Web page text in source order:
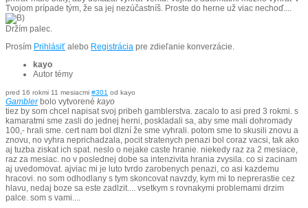
Tvojom prípade tým, že sa jej nezúčastníš. Proste do herne už viac nechoď....
Držím palec.
Prosím Prihlásiť alebo Registrácia pre zdieľanie konverzácie.
kayo
Autor témy
pred 16 rokmi 11 mesiacmi #301 od kayo
Gamblerbolo vytvorené kayo
tiez by som chcel napisat svoj pribeh gamblerstva. zacalo to asi pred 3 rokmi. s
kamaratmi sme zasli do jednej herni, poskladali sa, aby sme mali dohromady
100,- hrali sme. cert nam bol dlzní že sme vyhrali. potom sme to skusili znovu a
znovu, no vyhra neprichadzala, pocit stratenych penazi bol coraz vacsi, tak ako
aj tuzba ziskat ich spat. neslo o nejake caste hranie. niekedy raz za 2 mesiace,
raz za mesiac. no v poslednej dobe sa intenzivita hrania zvysila. co si zacinam
aj uvedomovat. ajviac mi je luto tvrdo zarobenych penazi, co asi kazdemu
hracovi. no som odhodlany s tym skoncovat navzdy, kym mi to neprerastie cez
hlavu, nedaj boze sa este zadlzit.... vsetkym s rovnakymi problemami drzim
palce. som s vami....